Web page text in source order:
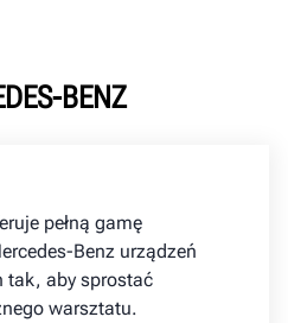
BENZ
pełną gamę
Benz urządzeń
tak, aby sprostać
warsztatu.